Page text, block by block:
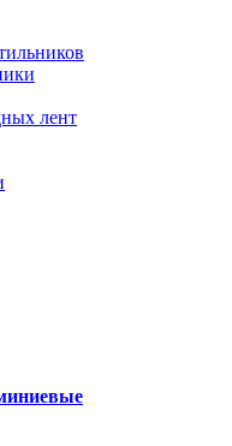
лент